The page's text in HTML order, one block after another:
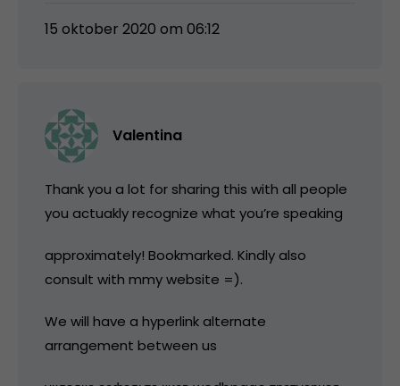
15 oktober 2020 om 06:12
Valentina
Thank you a lot for sharing this with all people
you actuakly recognize what you’re speaking
approximately! Bookmarked. Kindly also
consult with mmy website =).
We will have a hyperlink alternate
arrangement between us